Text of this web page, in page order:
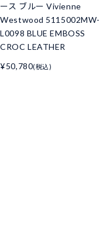
ース ブルー Vivienne
Westwood 5115002MW-
L0098 BLUE EMBOSS
CROC LEATHER
¥50,780(税込)